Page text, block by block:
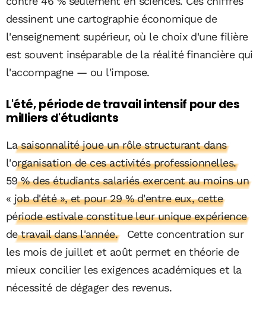
dessinent une cartographie économique de
l'enseignement supérieur, où le choix d'une filière
est souvent inséparable de la réalité financière qui
l'accompagne — ou l'impose.
L'été, période de travail intensif pour des
milliers d'étudiants
La saisonnalité joue un rôle structurant dans
l'organisation de ces activités professionnelles.
59 % des étudiants salariés exercent au moins un
« job d'été », et pour 29 % d'entre eux, cette
période estivale constitue leur unique expérience
de travail dans l'année.
Cette concentration sur
les mois de juillet et août permet en théorie de
mieux concilier les exigences académiques et la
nécessité de dégager des revenus.